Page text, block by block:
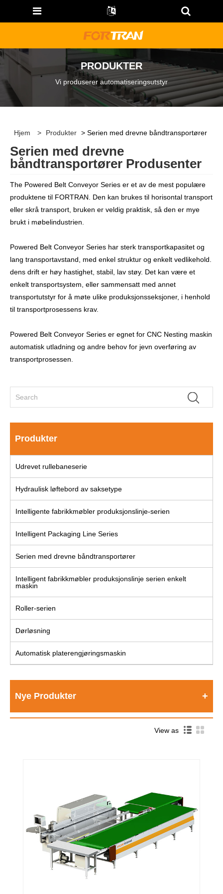
PRODUKTER
Vi produserer automatiseringsutstyr
Hjem > Produkter > Serien med drevne båndtransportører
Serien med drevne
båndtransportører Produsenter
The Powered Belt Conveyor Series er et av de mest populære
produktene til FORTRAN. Den kan brukes til horisontal transport
eller skrå transport, bruken er veldig praktisk, så den er mye
brukt i møbelindustrien.
Powered Belt Conveyor Series har sterk transportkapasitet og
lang transportavstand, med enkel struktur og enkelt vedlikehold.
dens drift er høy hastighet, stabil, lav støy. Det kan være et
enkelt transportsystem, eller sammensatt med annet
transportutstyr for å møte ulike produksjonsseksjoner, i henhold
til transportprosessens krav.
Powered Belt Conveyor Series er egnet for CNC Nesting maskin
automatisk utladning og andre behov for jevn overføring av
transportprosessen.
Produkter
Udrevet rullebaneserie
Hydraulisk løftebord av saksetype
Intelligente fabrikkmøbler produksjonslinje-serien
Intelligent Packaging Line Series
Serien med drevne båndtransportører
Intelligent fabrikkmøbler produksjonslinje serien enkelt
maskin
Roller-serien
Dørløsning
Automatisk platerengjøringsmaskin
Nye Produkter
View as